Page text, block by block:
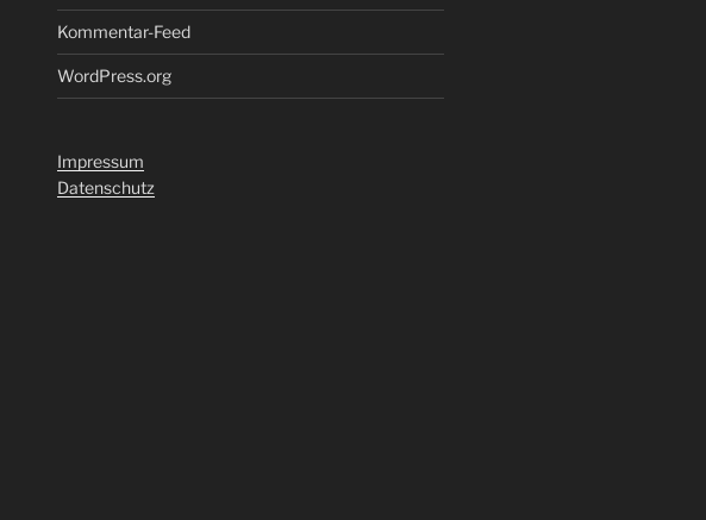
Kommentar-Feed
WordPress.org
Impressum
Datenschutz